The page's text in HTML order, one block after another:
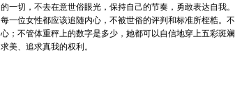
的一切，不去在意世俗眼光，保持自己的节奏，勇敢表达自我。
每一位女性都应该追随内心，不被世俗的评判和标准所桎梏。
心；不管体重秤上的数字是多少，她都可以自信地穿上五彩斑
求美、追求真我的权利。